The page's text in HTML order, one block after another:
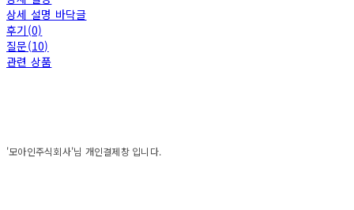
상세 설명 바닥글
후기(0)
질문(10)
관련 상품
'모아인주식회사'님 개인결제창 입니다.